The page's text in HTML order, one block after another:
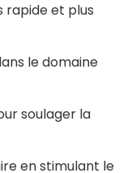
rapide et plus
le domaine
soulager la
en stimulant le